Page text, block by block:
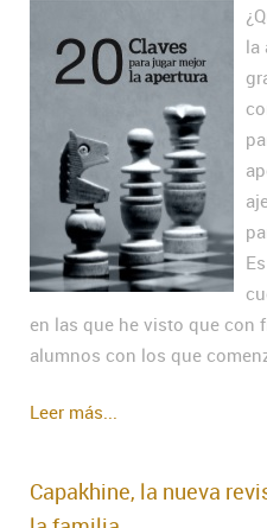
la
en las que he visto que con
alumnos con los que
Leer más...
Capakhine, la nueva